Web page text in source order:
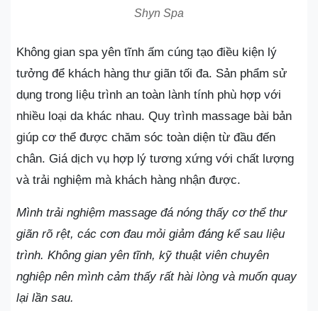
Shyn Spa
Không gian spa yên tĩnh ấm cúng tạo điều kiện lý
tưởng để khách hàng thư giãn tối đa. Sản phẩm sử
dụng trong liệu trình an toàn lành tính phù hợp với
nhiều loại da khác nhau. Quy trình massage bài bản
giúp cơ thể được chăm sóc toàn diện từ đầu đến
chân. Giá dịch vụ hợp lý tương xứng với chất lượng
và trải nghiệm mà khách hàng nhận được.
Mình trải nghiệm massage đá nóng thấy cơ thể thư
giãn rõ rệt, các cơn đau mỏi giảm đáng kể sau liệu
trình. Không gian yên tĩnh, kỹ thuật viên chuyên
nghiệp nên mình cảm thấy rất hài lòng và muốn quay
lại lần sau.